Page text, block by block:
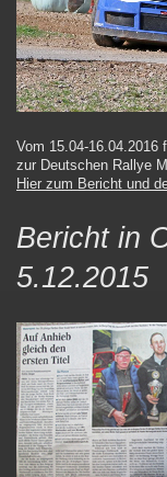
Vom 15.04-16.04.2016
zur Deutschen Rallye
Hier zum Bericht und
Bericht in
5.12.2015